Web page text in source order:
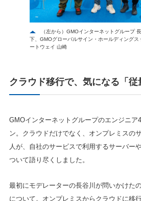
（左から）GMOインターネットグループ
下、GMOグローバルサイン・ホールディング
ートウェイ 山崎
クラウド移行で、気になる「従
GMOインターネットグループのエンジニア
ン。クラウドだけでなく、オンプレミスの
人が、自社のサービスで利用するサーバー
ついて語り尽くしました。
最初にモデレーターの長谷川が問いかけた
について。オンプレミスからクラウドに移